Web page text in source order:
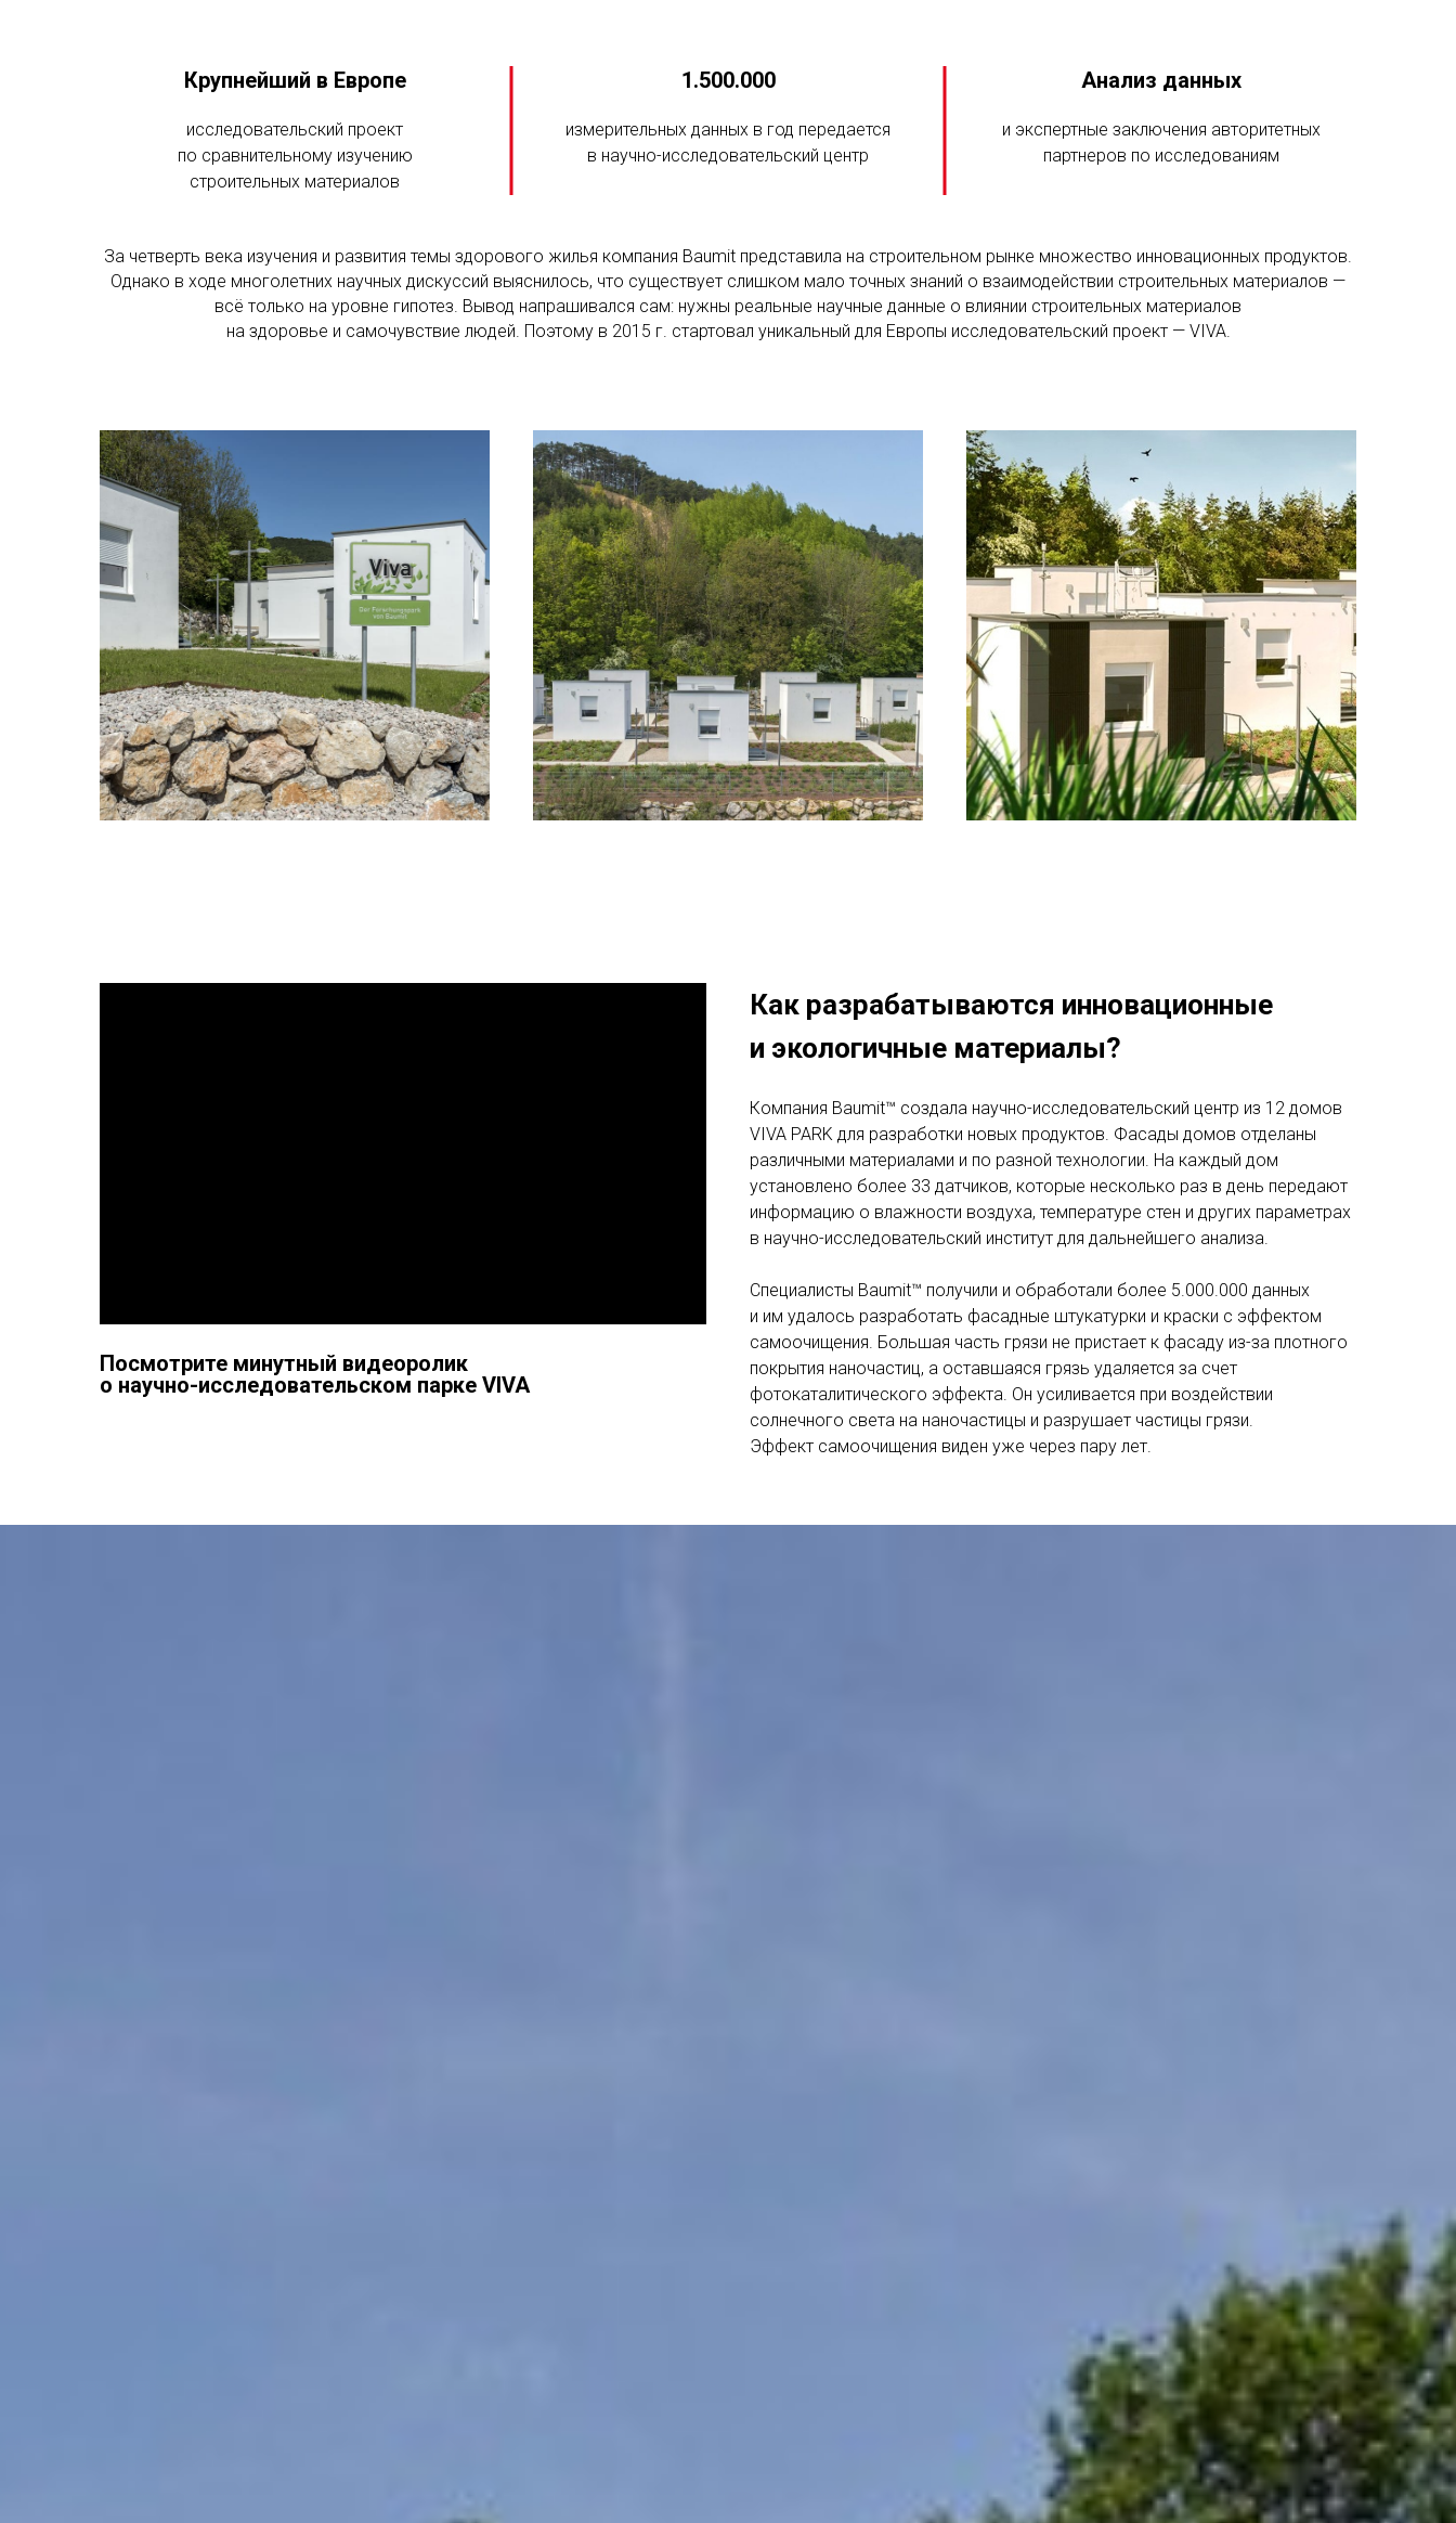
Крупнейший в Европе
исследовательский проект
по сравнительному изучению
строительных материалов
1.500.000
измерительных данных в год передается
в научно-исследовательский центр
Анализ данных
и экспертные заключения авторитетных
партнеров по исследованиям
За четверть века изучения и развития темы здорового жилья компания Baumit представила на строительном рынке множество инновационных продуктов.
Однако в ходе многолетних научных дискуссий выяснилось, что существует слишком мало точных знаний о взаимодействии строительных материалов —
всё только на уровне гипотез. Вывод напрашивался сам: нужны реальные научные данные о влиянии строительных материалов
на здоровье и самочувствие людей. Поэтому в 2015 г. стартовал уникальный для Европы исследовательский проект — VIVA.
Посмотрите минутный видеоролик
о научно-исследовательском парке VIVA
Как разрабатываются инновационные
и экологичные материалы?
Компания Baumit™ создала научно-исследовательский центр из 12 домов
VIVA PARK для разработки новых продуктов. Фасады домов отделаны
различными материалами и по разной технологии. На каждый дом
установлено более 33 датчиков, которые несколько раз в день передают
информацию о влажности воздуха, температуре стен и других параметрах
в научно-исследовательский институт для дальнейшего анализа.
Специалисты Baumit™ получили и обработали более 5.000.000 данных
и им удалось разработать фасадные штукатурки и краски с эффектом
самоочищения. Большая часть грязи не пристает к фасаду из-за плотного
покрытия наночастиц, а оставшаяся грязь удаляется за счет
фотокаталитического эффекта. Он усиливается при воздействии
солнечного света на наночастицы и разрушает частицы грязи.
Эффект самоочищения виден уже через пару лет.